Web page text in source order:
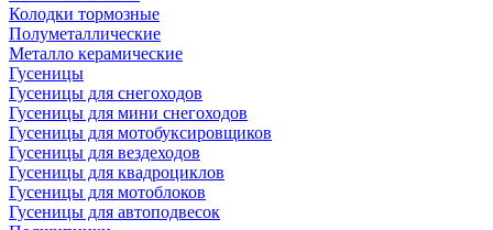
Колодки тормозные
Полуметаллические
Металло керамические
Гусеницы
Гусеницы для снегоходов
Гусеницы для мини снегоходов
Гусеницы для мотобуксировщиков
Гусеницы для вездеходов
Гусеницы для квадроциклов
Гусеницы для мотоблоков
Гусеницы для автоподвесок